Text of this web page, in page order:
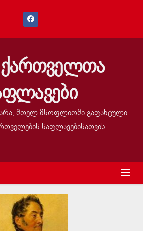
მთელ მსოფლიოში გაფანტული
საფლავებისათვის